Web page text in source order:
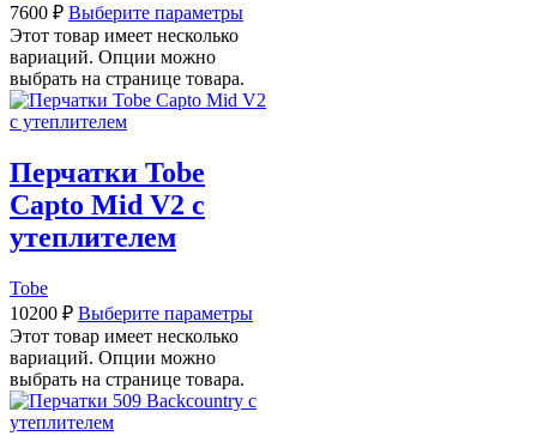
7600 ₽ Выберите параметры
Этот товар имеет несколько
вариаций. Опции можно
выбрать на странице товара.
Перчатки Tobe
Capto Mid V2 с
утеплителем
Tobe
10200 ₽ Выберите параметры
Этот товар имеет несколько
вариаций. Опции можно
выбрать на странице товара.